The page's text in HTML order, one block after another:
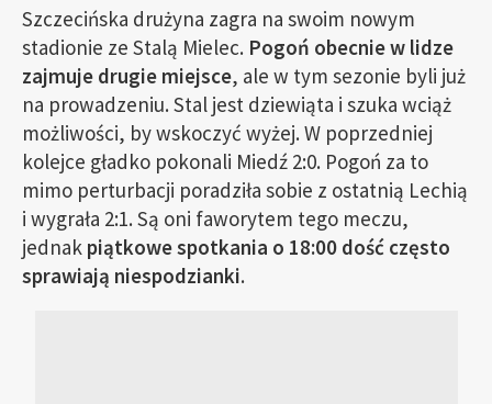
Szczecińska drużyna zagra na swoim nowym
stadionie ze Stalą Mielec. Pogoń obecnie w lidze
zajmuje drugie miejsce, ale w tym sezonie byli już
na prowadzeniu. Stal jest dziewiąta i szuka wciąż
możliwości, by wskoczyć wyżej. W poprzedniej
kolejce gładko pokonali Miedź 2:0. Pogoń za to
mimo perturbacji poradziła sobie z ostatnią Lechią
i wygrała 2:1. Są oni faworytem tego meczu,
jednak piątkowe spotkania o 18:00 dość często
sprawiają niespodzianki.